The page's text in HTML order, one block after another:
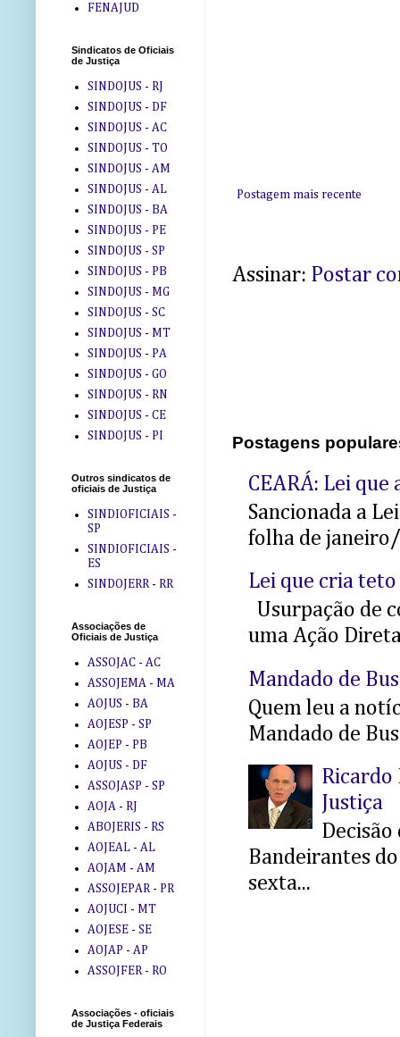
Postagem mais recente
Assinar: Postar
Postagens
CEARÁ: Lei
Sancionada a
folha de
Lei que cria
Usurpação de
uma Ação
Mandado de
Quem leu a
Mandado de
Ricardo
Justiça
Decisão
Bandeirantes
sexta...
FENAJUD
Sindicatos de Oficiais
de Justiça
SINDOJUS - RJ
SINDOJUS - DF
SINDOJUS - AC
SINDOJUS - TO
SINDOJUS - AM
SINDOJUS - AL
SINDOJUS - BA
SINDOJUS - PE
SINDOJUS - SP
SINDOJUS - PB
SINDOJUS - MG
SINDOJUS - SC
SINDOJUS - MT
SINDOJUS - PA
SINDOJUS - GO
SINDOJUS - RN
SINDOJUS - CE
SINDOJUS - PI
Outros sindicatos de
oficiais de Justiça
SINDIOFICIAIS -
SP
SINDIOFICIAIS -
ES
SINDOJERR - RR
Associações de
Oficiais de Justiça
ASSOJAC - AC
ASSOJEMA - MA
AOJUS - BA
AOJESP - SP
AOJEP - PB
AOJUS - DF
ASSOJASP - SP
AOJA - RJ
ABOJERIS - RS
AOJEAL - AL
AOJAM - AM
ASSOJEPAR - PR
AOJUCI - MT
AOJESE - SE
AOJAP - AP
ASSOJFER - RO
Associações - oficiais
de Justiça Federais